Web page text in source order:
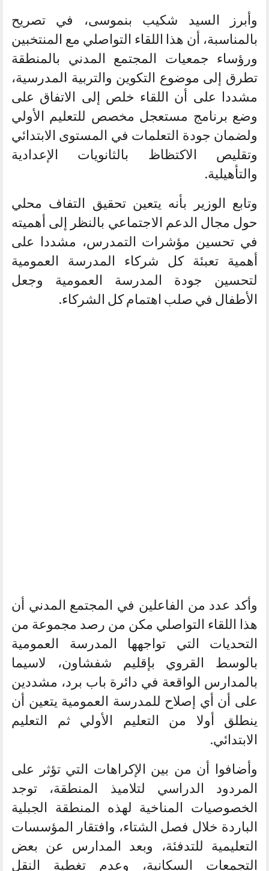
وأبرز السيد شكيب بنموسى، في تصريح
بالمناسبة، أن هذا اللقاء التواصلي مع المنتخبين
ورؤساء جمعيات المجتمع المدني بالمنطقة
تطرق إلى موضوع التكوين والتربية المدرسية،
مشددا على أن اللقاء خلص إلى الاتفاق على
وضع برنامج مستعجل مخصص للتعليم الأولي
ولضمان جودة التعلمات في المستوى الابتدائي
وتقليص الاكتظاظ بالثانويات الإعدادية
والتأهيلية.
وتابع الوزير بأنه يتعين تحقيق التفاف محلي
حول مجال الدعم الاجتماعي بالنظر إلى أهميته
في تحسين مؤشرات التمدرس، مشددا على
أهمية تعبئة كل شركاء المدرسة العمومية
لتحسين جودة المدرسة العمومية وجعل
الأطفال في صلب اهتمام كل الشركاء.
وأكد عدد من الفاعلين في المجتمع المدني أن
هذا اللقاء التواصلي مكن من رصد مجموعة من
التحديات التي تواجهها المدرسة العمومية
بالوسط القروي بإقليم شفشاون، لاسيما
بالمدارس الواقعة في دائرة باب برد، مشددين
على أن أي إصلاح للمدرسة العمومية يتعين أن
ينطلق أولا من التعليم الأولي ثم التعليم
الابتدائي.
وأضافوا أن من بين الإكراهات التي تؤثر على
المردود الدراسي لتلاميذ المنطقة، توجد
الخصوصيات المناخية لهذه المنطقة الجبلية
الباردة خلال فصل الشتاء، وافتقار المؤسسات
التعليمية للتدفئة، وبعد المدارس عن بعض
التجمعات السكانية، وعدم تغطية النقل